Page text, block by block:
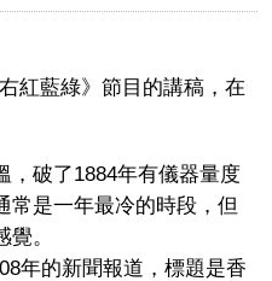
紅藍綠》節目的講稿，在
，破了1884年有儀器量度
常是一年最冷的時段，但
覺。
年的新聞報道，標題是香